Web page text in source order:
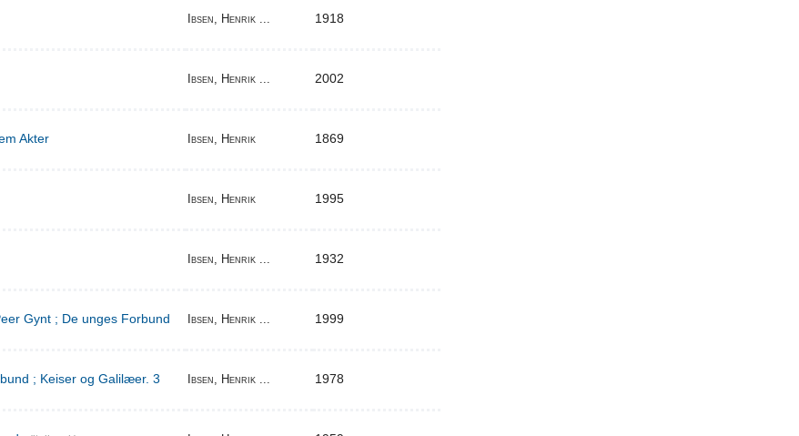
Ibsen, Henrik ... 1918
Ibsen, Henrik ... 2002
Akter Ibsen, Henrik 1869
Ibsen, Henrik 1995
Ibsen, Henrik ... 1932
Gynt ; De unges Forbund Ibsen, Henrik ... 1999
; Keiser og Galilæer. 3 Ibsen, Henrik ... 1978